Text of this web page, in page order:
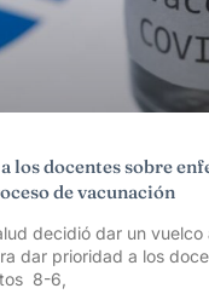
los docentes sobre
de vacunación
decidió dar un vuelco
dar prioridad a los
8-6,